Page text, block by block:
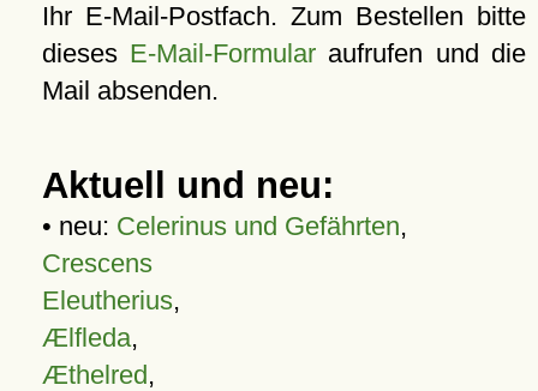
Ihr E-Mail-Postfach. Zum Bestellen bitte
dieses E-Mail-Formular aufrufen und die
Mail absenden.
Aktuell und neu:
• neu: Celerinus und Gefährten,
Crescens
Eleutherius,
Ælfleda,
Æthelred,